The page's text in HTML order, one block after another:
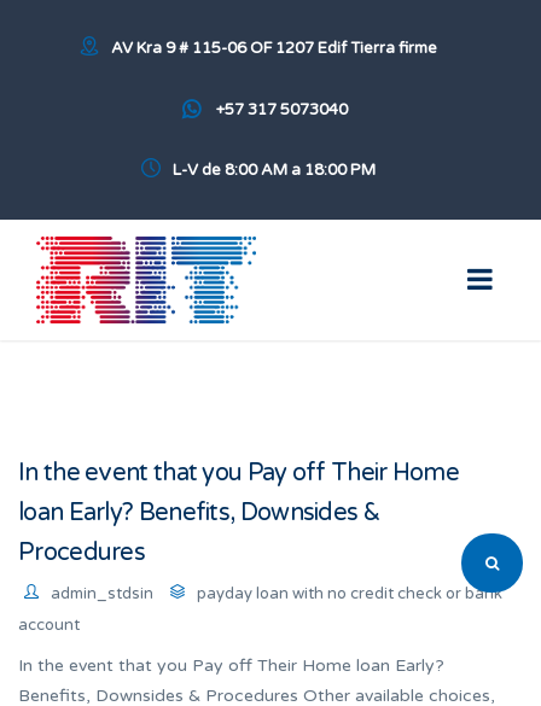
AV Kra 9 # 115-06 OF 1207 Edif Tierra firme
+57 317 5073040
L-V de 8:00 AM a 18:00 PM
In the event that you Pay off Their Home
loan Early? Benefits, Downsides &
Procedures
admin_stdsin
payday loan with no credit check or bank
account
In the event that you Pay off Their Home loan Early?
Benefits, Downsides & Procedures Other available choices,